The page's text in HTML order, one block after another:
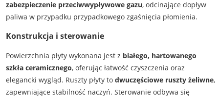
zabezpieczenie przeciwwypływowe gazu, odcinające dopływ
paliwa w przypadku przypadkowego zgaśnięcia płomienia.
Konstrukcja i sterowanie
Powierzchnia płyty wykonana jest z białego, hartowanego
szkła ceramicznego, oferując łatwość czyszczenia oraz
elegancki wygląd. Ruszty płyty to dwuczęściowe ruszty żeliwne,
zapewniające stabilność naczyń. Sterowanie odbywa się